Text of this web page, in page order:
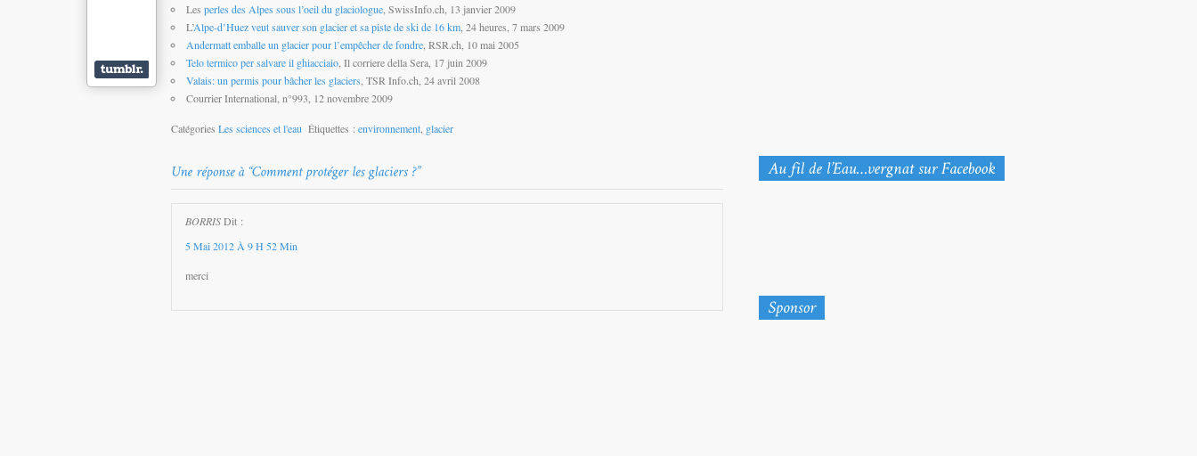
Les perles des Alpes sous l’oeil du glaciologue , SwissInfo.ch, 13 janvier 2009
L’Alpe-d’Huez veut sauver son glacier et sa piste de ski de 16 km , 24 heures, 7 mars 2009
Andermatt emballe un glacier pour l’empêcher de fondre , RSR.ch, 10 mai 2005
Telo termico per salvare il ghiacciaio , Il corriere della Sera, 17 juin 2009
Valais: un permis pour bâcher les glaciers , TSR Info.ch, 24 avril 2008
Courrier International, n°993, 12 novembre 2009
Catégories Les sciences et l'eau Étiquettes : environnement glacier
BORRISDit :
5 Mai 2012 À 9 H 52 Min
merci